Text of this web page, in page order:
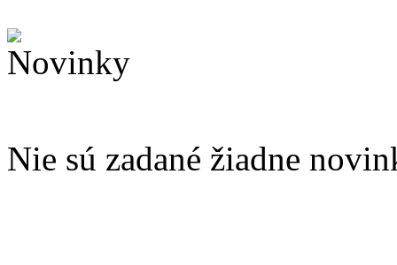
Nie sú zadané žiadne